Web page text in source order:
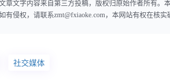
章文字内容来自第三方投稿，版权归原始作者所有
有侵权，请联系zmt@fxiaoke.com，本网站有权在核实
社交媒体